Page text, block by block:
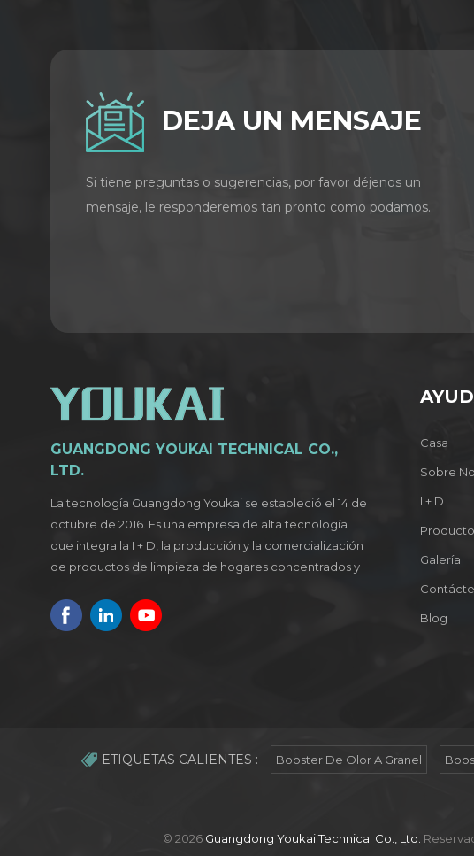
DEJA UN MENSAJE
Si tiene preguntas o sugerencias, por favor déjenos un
mensaje, le responderemos tan pronto como podamos.
GUANGDONG YOUKAI TECHNICAL CO.,
LTD.
La tecnología Guangdong Youkai se estableció el 14 de
octubre de 2016. Es una empresa de alta tecnología
que integra la I + D, la producción y la comercialización
de productos de limpieza de hogares concentrados y
Casa
Sobre
I + D
Producto
Galería
Blog
ETIQUETAS CALIENTES : Booster De Olor A Granel
© 2026 Guangdong Youkai Technical Co., Ltd.